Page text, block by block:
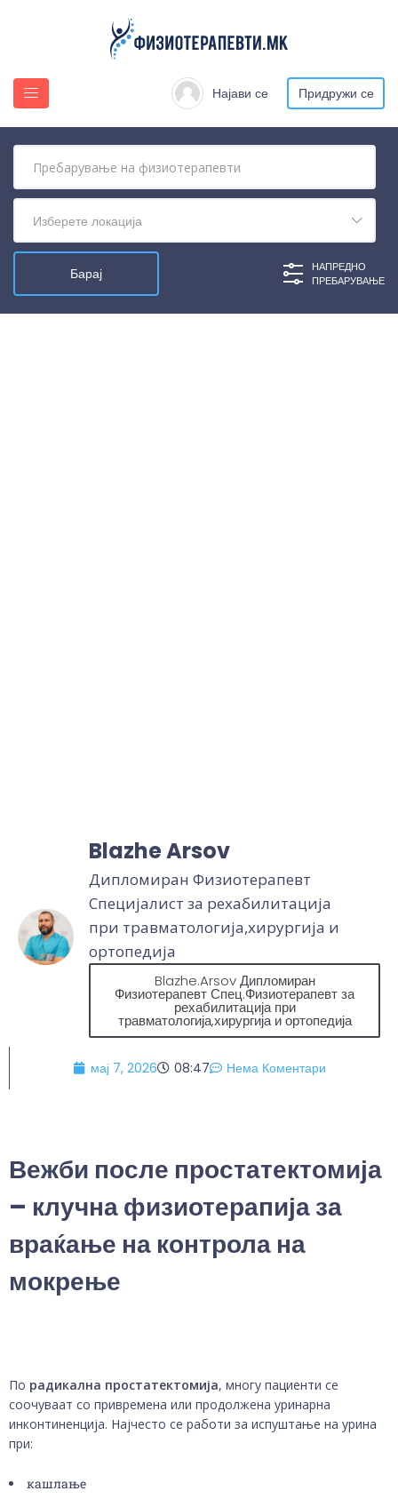
Најави се Придружи се
Изберете локација
НАПРЕДНО
ПРЕБАРУВАЊЕ
Blazhe Arsov
Дипломиран Физиотерапевт
Специјалист за рехабилитација
при травматологија,хирургија и
ортопедија
Blazhe.Arsov Дипломиран
Физиотерапевт Спец.Физиотерапевт за
рехабилитација при
травматологија,хирургија и ортопедија
мај 7, 2026 08:47 Нема Коментари
Вежби после простатектомија
– клучна физиотерапија за
враќање на контрола на
мокрење
По радикална простатектомија, многу пациенти се
соочуваат со привремена или продолжена уринарна
инконтиненција. Најчесто се работи за испуштање на урина
при:
кашлање